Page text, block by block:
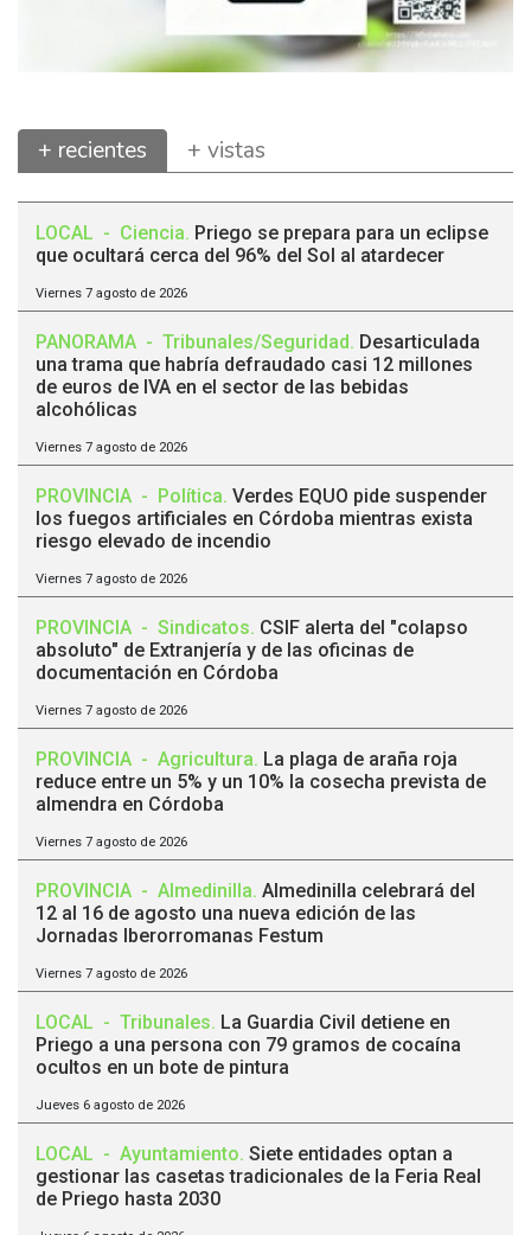
+ recientes + vistas
LOCAL - Ciencia. Priego se prepara para un eclipse
que ocultará cerca del 96% del Sol al atardecer
Viernes 7 agosto de 2026
PANORAMA - Tribunales/Seguridad. Desarticulada
una trama que habría defraudado casi 12 millones
de euros de IVA en el sector de las bebidas
alcohólicas
Viernes 7 agosto de 2026
PROVINCIA - Política. Verdes EQUO pide suspender
los fuegos artificiales en Córdoba mientras exista
riesgo elevado de incendio
Viernes 7 agosto de 2026
PROVINCIA - Sindicatos. CSIF alerta del "colapso
absoluto" de Extranjería y de las oficinas de
documentación en Córdoba
Viernes 7 agosto de 2026
PROVINCIA - Agricultura. La plaga de araña roja
reduce entre un 5% y un 10% la cosecha prevista de
almendra en Córdoba
Viernes 7 agosto de 2026
PROVINCIA - Almedinilla. Almedinilla celebrará del
12 al 16 de agosto una nueva edición de las
Jornadas Iberorromanas Festum
Viernes 7 agosto de 2026
LOCAL - Tribunales. La Guardia Civil detiene en
Priego a una persona con 79 gramos de cocaína
ocultos en un bote de pintura
Jueves 6 agosto de 2026
LOCAL - Ayuntamiento. Siete entidades optan a
gestionar las casetas tradicionales de la Feria Real
de Priego hasta 2030